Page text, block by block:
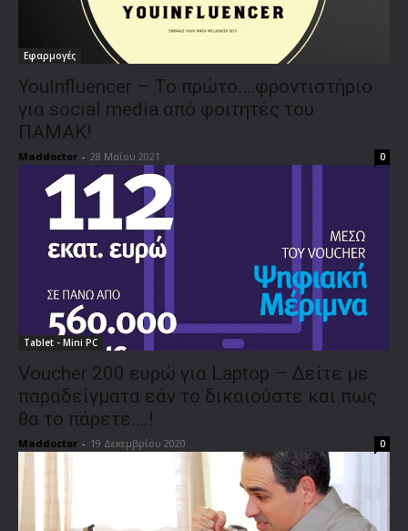
Εφαρμογές
YouInfluencer – Το πρώτο….φροντιστήριο
για social media από φοιτητές του
ΠΑΜΑΚ!
Maddoctor - 28 Μαΐου 2021 0
Tablet - Mini PC
Voucher 200 ευρώ για Laptop – Δείτε με
παραδείγματα εάν το δικαιούστε και πως
θα το πάρετε….!
Maddoctor - 19 Δεκεμβρίου 2020 0